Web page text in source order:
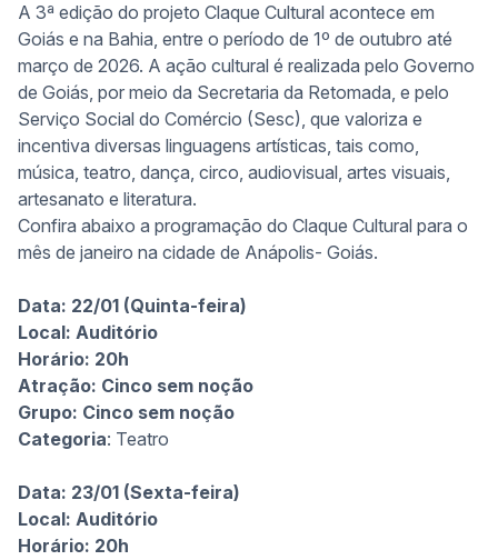
A 3ª edição do projeto Claque Cultural acontece em
Goiás e na Bahia, entre o período de 1º de outubro até
março de 2026. A ação cultural é realizada pelo Governo
de Goiás, por meio da Secretaria da Retomada, e pelo
Serviço Social do Comércio (Sesc), que valoriza e
incentiva diversas linguagens artísticas, tais como,
música, teatro, dança, circo, audiovisual, artes visuais,
artesanato e literatura.
Confira abaixo a programação do Claque Cultural para o
mês de janeiro na cidade de Anápolis- Goiás.
Data: 22/01 (Quinta-feira)
Local: Auditório
Horário: 20h
Atração: Cinco sem noção
Grupo: Cinco sem noção
Categoria: Teatro
Data: 23/01 (Sexta-feira)
Local: Auditório
Horário: 20h